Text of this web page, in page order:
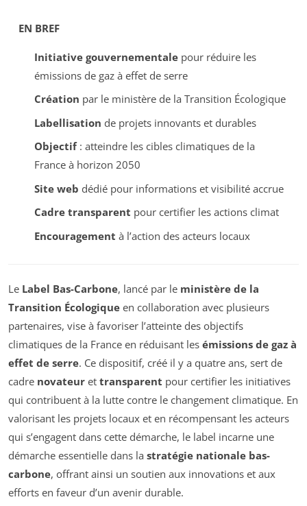
EN BREF
Initiative gouvernementalepour réduire les
émissions de gaz à effet de serre
Création par le ministère de la Transition Écologique
Labellisation de projets innovants et durables
Objectif: atteindre les cibles climatiques de la
France à horizon 2050
Site web dédié pour informations et visibilité accrue
Cadre transparent pour certifier les actions climat
Encouragement à l’action des acteurs locaux
Le Label Bas-Carbone, lancé par le ministère de la
Transition Écologique en collaboration avec plusieurs
partenaires, vise à favoriser l’atteinte des objectifs
climatiques de la France en réduisant les émissions de gaz à
effet de serre. Ce dispositif, créé il y a quatre ans, sert de
cadre novateur et transparent pour certifier les initiatives
qui contribuent à la lutte contre le changement climatique. En
valorisant les projets locaux et en récompensant les acteurs
qui s’engagent dans cette démarche, le label incarne une
démarche essentielle dans la stratégie nationale bas-
carbone, offrant ainsi un soutien aux innovations et aux
efforts en faveur d’un avenir durable.